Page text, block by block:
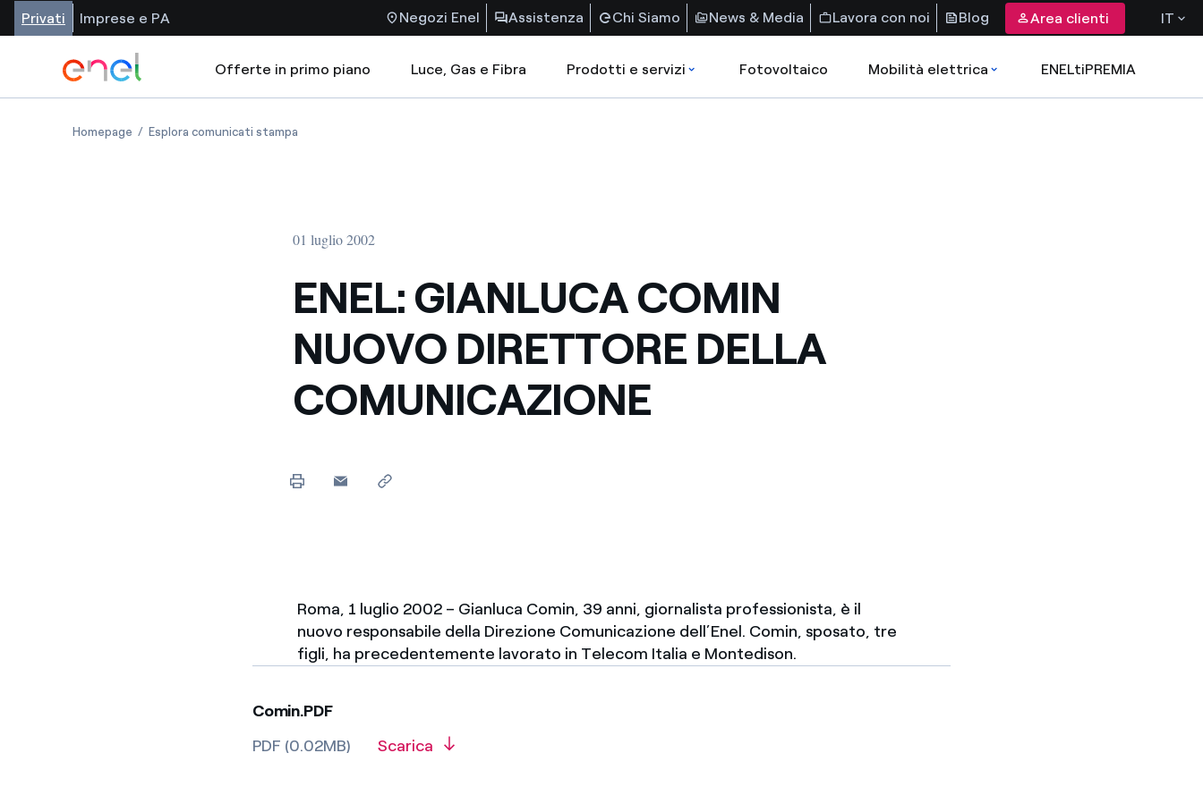
Privati Imprese e PA Negozi Enel Assistenza Chi Siamo News & Media Lavora con noi Blog Area clienti IT
Offerte in primo piano Luce, Gas e Fibra Prodotti e servizi Fotovoltaico Mobilità elettrica ENELtiPREMIA
Homepage Esplora comunicati stampa
01 luglio 2002
ENEL: GIANLUCA COMIN
NUOVO DIRETTORE DELLA
COMUNICAZIONE
Roma, 1 luglio 2002 – Gianluca Comin, 39 anni, giornalista professionista, è il
nuovo responsabile della Direzione Comunicazione dell’Enel. Comin, sposato, tre
figli, ha precedentemente lavorato in Telecom Italia e Montedison.
Comin.PDF
PDF (0.02MB)
Scarica